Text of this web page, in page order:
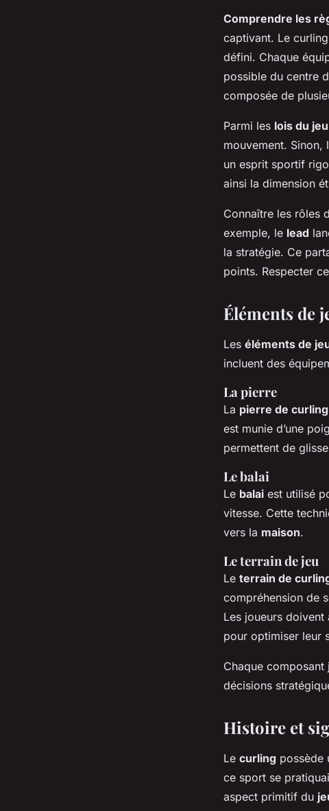
Comprendre les
captivant. Le
défini. Chaque
possible du centre
composée de
Parmi les lois du jeu
mouvement. Sinon,
un esprit sportif
ainsi la dimension
Connaître les rôles
exemple, le lead
la stratégie. Ce
points. Respecter
Éléments de
Les éléments de
incluent des
La pierre
La pierre de curling
est munie d’une
permettent de
Le balai
Le balai est utilisé
vitesse. Cette
vers la maison.
Le terrain de jeu
Le terrain de
compréhension de
Les joueurs
pour optimiser leur
Chaque
décisions
Histoire et
Le curling possède
ce sport se
aspect primitif du